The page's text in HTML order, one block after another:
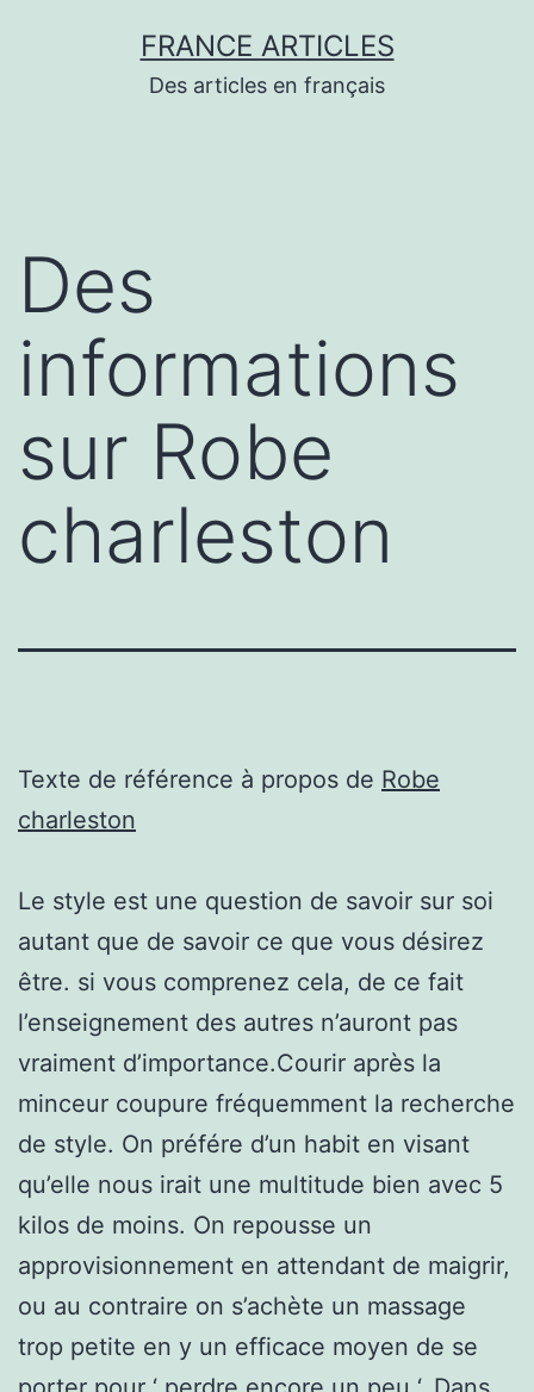
FRANCE ARTICLES
Des articles en français
Des
informations
sur Robe
charleston
Texte de référence à propos de Robe
charleston
Le style est une question de savoir sur soi
autant que de savoir ce que vous désirez
être. si vous comprenez cela, de ce fait
l’enseignement des autres n’auront pas
vraiment d’importance.Courir après la
minceur coupure fréquemment la recherche
de style. On préfére d’un habit en visant
qu’elle nous irait une multitude bien avec 5
kilos de moins. On repousse un
approvisionnement en attendant de maigrir,
ou au contraire on s’achète un massage
trop petite en y un efficace moyen de se